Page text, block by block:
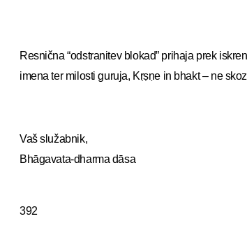
Resnična “odstranitev blokad” prihaja prek
imena ter milosti guruja, Kṛṣṇe in bhakt – ne
Vaš služabnik,
Bhāgavata-dharma dāsa
392